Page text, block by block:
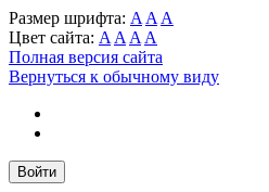
Размер шрифта: A A A
Цвет сайта: A A A A
Полная версия сайта
Вернуться к обычному виду
Войти